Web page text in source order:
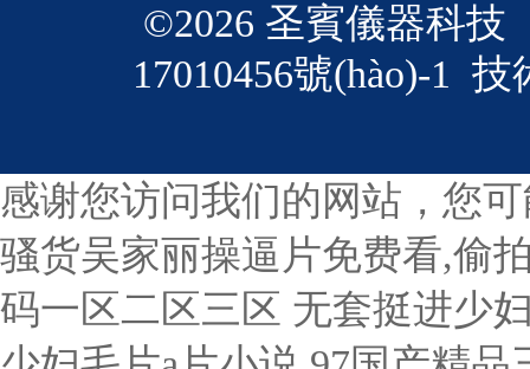
©2026 圣賓儀器科技
17010456號(hào)-1 技
感谢您访问我们的网站，您
骚货吴家丽操逼片免费看,偷